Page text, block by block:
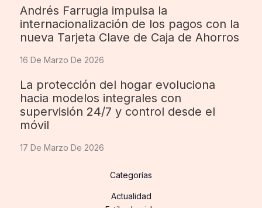
Andrés Farrugia impulsa la
internacionalización de los pagos con la
nueva Tarjeta Clave de Caja de Ahorros
16 De Marzo De 2026
La protección del hogar evoluciona
hacia modelos integrales con
supervisión 24/7 y control desde el
móvil
17 De Marzo De 2026
Categorías
Actualidad